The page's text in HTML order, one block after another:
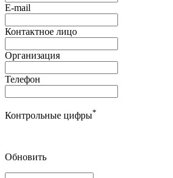
E-mail
Контактное лицо
Организация
Телефон
Контрольные цифры*
Обновить